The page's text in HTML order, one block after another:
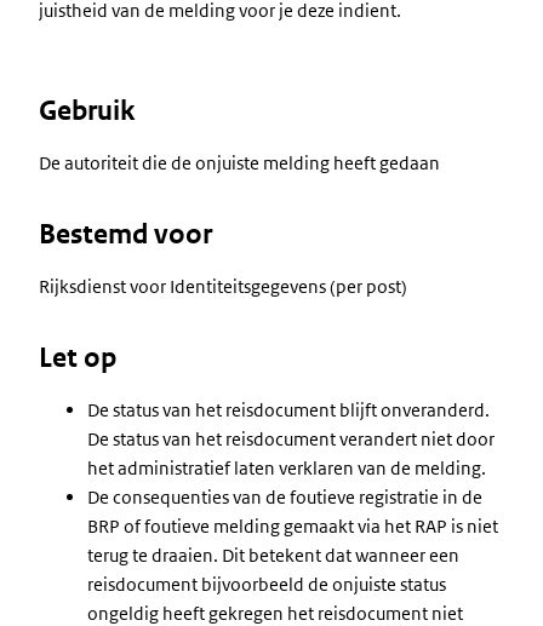
juistheid van de melding voor je deze indient.
Gebruik
De autoriteit die de onjuiste melding heeft gedaan
Bestemd voor
Rijksdienst voor Identiteitsgegevens (per post)
Let op
De status van het reisdocument blijft onveranderd.
De status van het reisdocument verandert niet door
het administratief laten verklaren van de melding.
De consequenties van de foutieve registratie in de
BRP of foutieve melding gemaakt via het RAP is niet
terug te draaien. Dit betekent dat wanneer een
reisdocument bijvoorbeeld de onjuiste status
ongeldig heeft gekregen het reisdocument niet